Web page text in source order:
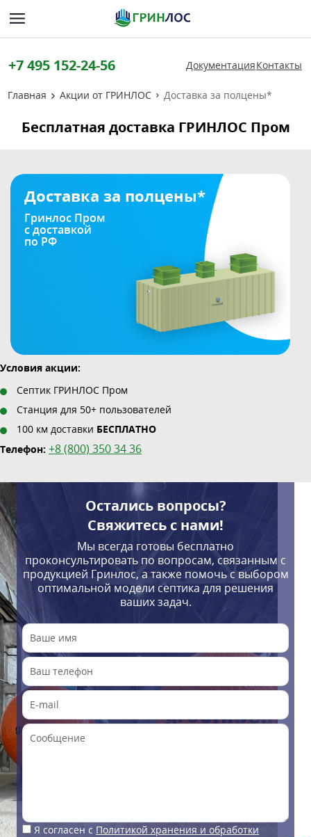
+7 495 152-24-56 ДокументацияКонтакты
Главная Акции от ГРИНЛОС Доставка за полцены*
Бесплатная доставка ГРИНЛОС Пром
Доставка за полцены*
Гринлос Пром
с доставкой
по РФ
Условия акции:
Септик ГРИНЛОС Пром
Станция для 50+ пользователей
100 км доставки БЕСПЛАТНО
Телефон: +8 (800) 350 34 36
Остались вопросы?
Свяжитесь с нами!
Мы всегда готовы бесплатно
проконсультировать по вопросам, связанным с
продукцией Гринлос, а также помочь с выбором
оптимальной модели септика для решения
ваших задач.
Я согласен с Политикой хранения и обработки